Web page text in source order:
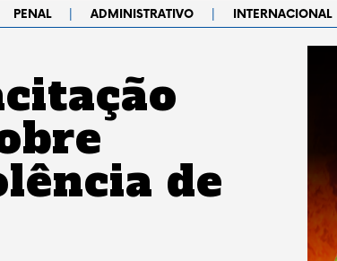
PENAL | ADMINISTRATIVO | INTERNACIONAL
de